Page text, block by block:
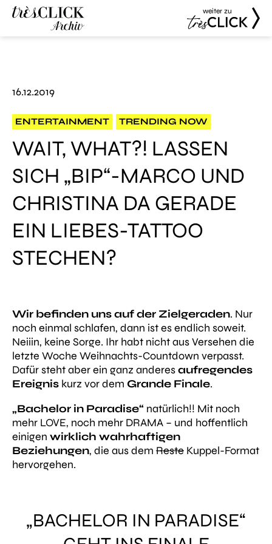
weiter zu
16.12.2019
ENTERTAINMENT TRENDING NOW
WAIT, WHAT?! LASSEN
SICH „BIP“-MARCO UND
CHRISTINA DA GERADE
EIN LIEBES-TATTOO
STECHEN?
Wir befinden uns auf der Zielgeraden. Nur
noch einmal schlafen, dann ist es endlich soweit.
Neiiin, keine Sorge. Ihr habt nicht aus Versehen die
letzte Woche Weihnachts-Countdown verpasst.
Dafür steht aber ein ganz anderesaufregendes
Ereignis kurz vor dem Grande Finale.
„Bachelor in Paradise“ natürlich!! Mit noch
mehr LOVE, noch mehr DRAMA – und hoffentlich
einigen wirklich wahrhaftigen
Beziehungen, die aus dem Reste Kuppel-Format
hervorgehen.
„BACHELOR IN PARADISE“